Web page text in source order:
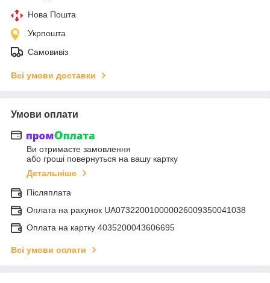
Нова Пошта
Укрпошта
Самовивіз
Всі умови доставки
Умови оплати
Ви отримаєте замовлення
або гроші повернуться на вашу картку
Детальніше
Післяплата
Оплата на рахунок UA073220010000026009350041038
Оплата на картку 4035200043606695
Всі умови оплати